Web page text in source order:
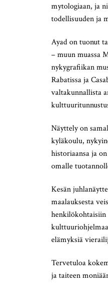
mytologiaan, ja
todellisuuden ja
Ayad on tuonut
– muun muassa
nykygrafiikan
Rabatissa ja
valtakunnallista
Näyttely on
kyläkoulu,
historiaansa ja
omalle
Kesän
maalauksesta
henkilökohtaisiin
elämyksiä
Tervetuloa
ja taiteen